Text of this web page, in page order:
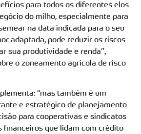
para todos os diferentes elos
do milho, especialmente para
na data indicada para o seu
adaptada, pode reduzir os riscos
sua produtividade e renda”,
o zoneamento agrícola de risco
“mas também é um
e estratégico de planejamento
para cooperativas e sindicatos
financeiros que lidam com crédito